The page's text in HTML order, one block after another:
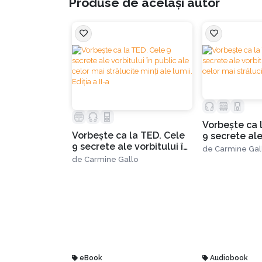
inspiri, Gallo a ajuns la concluzia că toți
Aflăm totodată o scurtă istorie a
Exemplele relevante de discursuri care au
„Vorbește ca la TED explorează
și femei – oameni de știință, scriitori,
cele peste 1.500 de prezentări care
Vorbește ca la TED. Cele
9 secrete ale vorbitului în
public ale celor mai
de Carmine Gallo
eBook
Vorbește ca
9 secrete
public ale
de Carmine
Audiobook